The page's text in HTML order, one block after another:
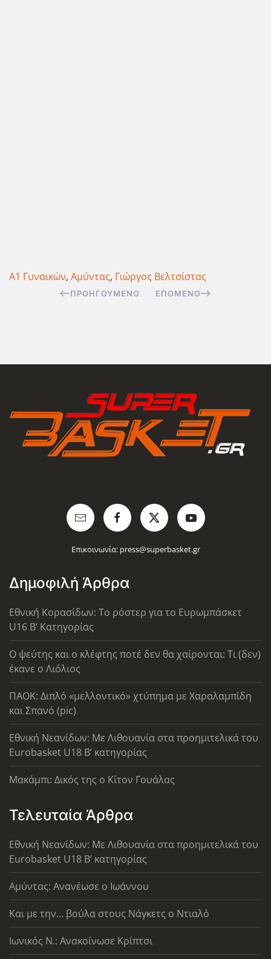
Α1 Γυναικών, Αμύντας, Γιώργος Βελτσίστας
ΠΡΟΗΓΟΎΜΕΝΟ ΕΠΌΜΕΝΟ
Επικοινωνία: press@superbasket.gr
Δημοφιλή Άρθρα
Εθνική Κορασίδων: Το ρόστερ για το Ευρωμπάσκετ
U16 B’ Κατηγορίας
Ο ψεύτης και ο κλέφτης ποτέ δεν θα χαίρονται: Τι (δεν)
έκανε ο Λιόλιος
ΠΑΟΚ: Διπλό «μελλοντικό» χτύπημα με Χαραλαμπίδη
και Σπανό (pic)
Εθνική Νεανίδων: Με Λιθουανία στα προημιτελικά του
Eurobasket U18 Β’ κατηγορίας
Μακάμπι: Δικός της ο Κίτον Γουάλας
Τελευταία Άρθρα
Εθνική Νεανίδων: Με Λιθουανία στα προημιτελικά του
Eurobasket U18 Β’ κατηγορίας
Αμύντας: Ανανέωσε ο Ιωάννου
Και με την… βούλα στους Νάγκετς ο Ντιαλό
Ιωνικός Ν.: Ανακοίνωσε Κρίπτσι